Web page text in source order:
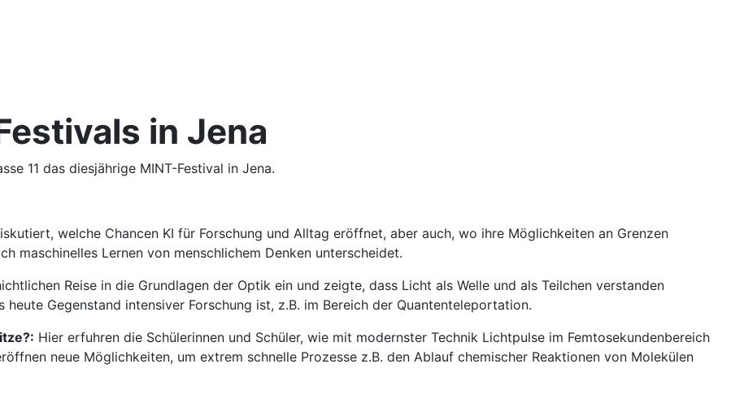
in Jena
11 das diesjährige MINT-Festival in Jena.
welche Chancen KI für Forschung und Alltag eröffnet, aber auch, wo ihre Möglichkeiten an Grenzen
maschinelles Lernen von menschlichem Denken unterscheidet.
Reise in die Grundlagen der Optik ein und zeigte, dass Licht als Welle und als Teilchen verstanden
Gegenstand intensiver Forschung ist, z.B. im Bereich der Quantenteleportation.
Hier erfuhren die Schülerinnen und Schüler, wie mit modernster Technik Lichtpulse im Femtosekundenbereich
neue Möglichkeiten, um extrem schnelle Prozesse z.B. den Ablauf chemischer Reaktionen von Molekülen